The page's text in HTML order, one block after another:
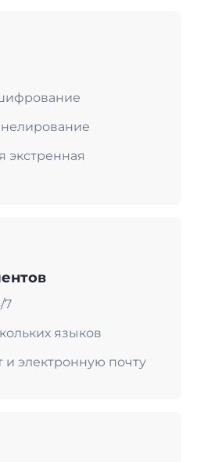
экстренная
7
языков
и электронную почту